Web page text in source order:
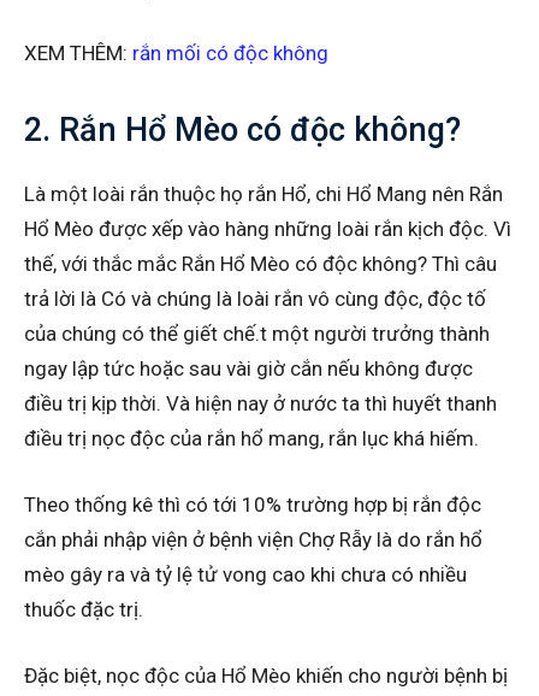
XEM THÊM: rắn mối có độc không
2. Rắn Hổ Mèo có độc không?
Là một loài rắn thuộc họ rắn Hổ, chi Hổ Mang nên Rắn
Hổ Mèo được xếp vào hàng những loài rắn kịch độc. Vì
thế, với thắc mắc Rắn Hổ Mèo có độc không? Thì câu
trả lời là Có và chúng là loài rắn vô cùng độc, độc tố
của chúng có thể giết chế.t một người trưởng thành
ngay lập tức hoặc sau vài giờ cắn nếu không được
điều trị kịp thời. Và hiện nay ở nước ta thì huyết thanh
điều trị nọc độc của rắn hổ mang, rắn lục khá hiếm.
Theo thống kê thì có tới 10% trường hợp bị rắn độc
cắn phải nhập viện ở bệnh viện Chợ Rẫy là do rắn hổ
mèo gây ra và tỷ lệ tử vong cao khi chưa có nhiều
thuốc đặc trị.
Đặc biệt, nọc độc của Hổ Mèo khiến cho người bệnh bị